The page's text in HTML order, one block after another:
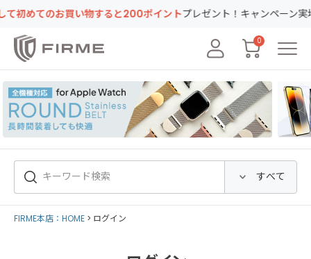
てのお買い物すると200ポイントプレゼント！キャンペーン実地中
0
FIRME本店：HOME ログイン